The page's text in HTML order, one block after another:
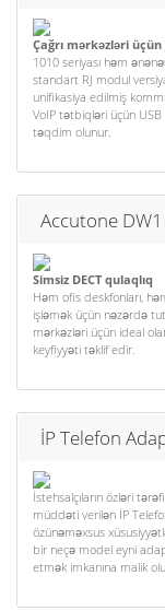
Çağrı mərkəzləri üçün
1010 seriyası həm
standart RJ modul
unifikasiya edilmiş
VoIP tətbiqləri üçün USB
təqdim olunur.
Accutone DW1
Simsiz DECT qulaqlıq
Həm ofis deskfonları,
işləmək üçün nəzərdə
mərkəzləri üçün ideal
keyfiyyəti təklif edir.
İP Telefon
İstehsalçıların özləri
müddəti verilən İP
özünəməxsus
bir neçə model eyni
etmək imkanına malik